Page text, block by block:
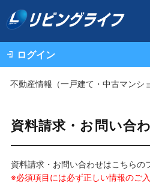
ログイン
不動産情報（一戸建て・中古マンシ
資料請求・お問い合
資料請求・お問い合わせはこちらの
※必須項目には必ず正しい情報のご